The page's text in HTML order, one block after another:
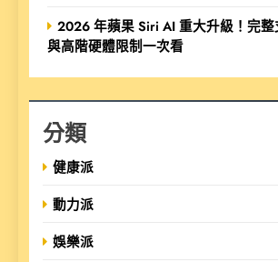
2026 年蘋果 Siri AI 重大升級！完
與高階硬體限制一次看
分類
健康派
動力派
娛樂派